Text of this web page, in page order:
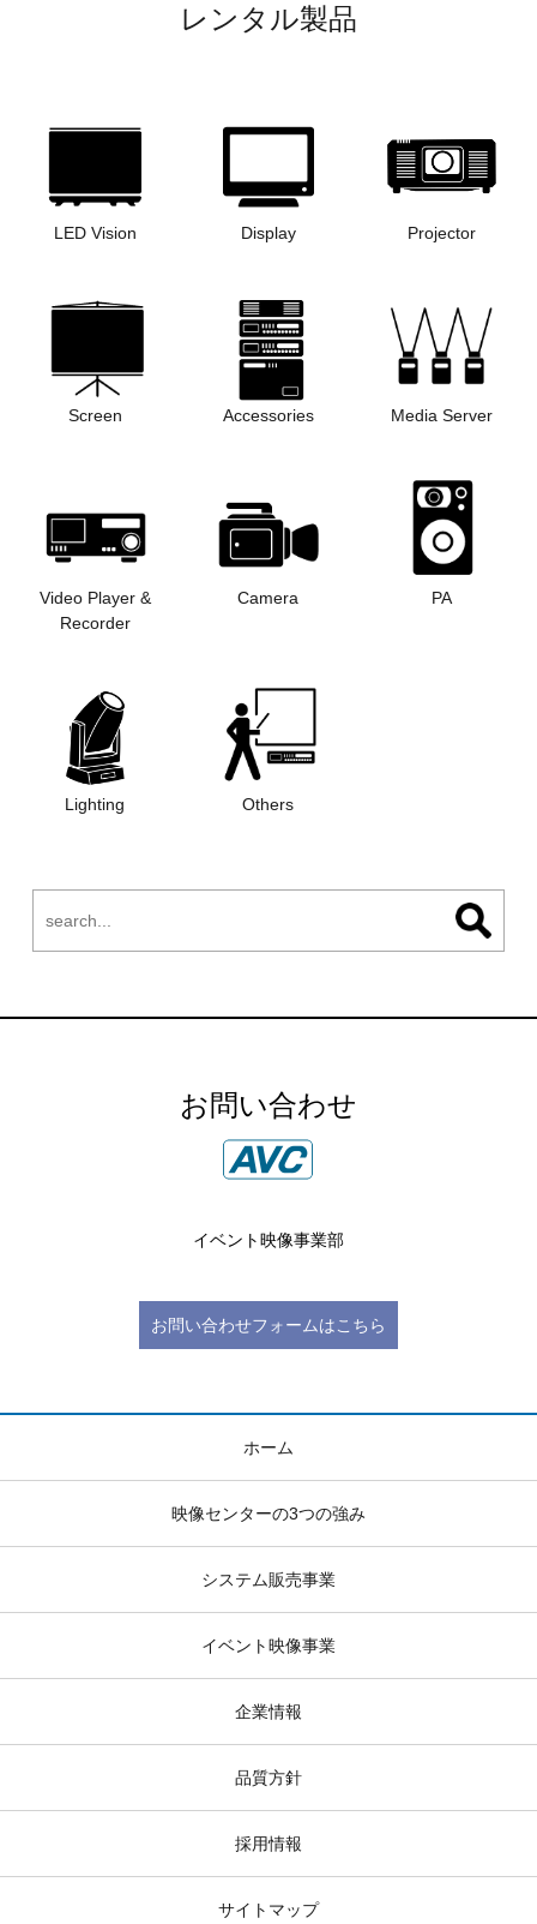
レンタル製品
LED Vision Display Projector
Screen Accessories Media Server
Video Player &
Recorder
Camera PA
Lighting Others
お問い合わせ
イベント映像事業部
お問い合わせフォームはこちら
ホーム
映像センターの3つの強み
システム販売事業
イベント映像事業
企業情報
品質方針
採用情報
サイトマップ